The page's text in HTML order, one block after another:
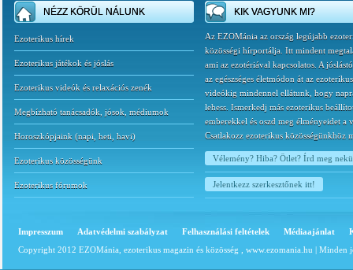
NÉZZ KÖRÜL NÁLUNK
Ezoterikus hírek
Ezoterikus játékok és jóslás
Ezoterikus videók és relaxációs zenék
Megbízható tanácsadók, jósok, médiumok
Horoszkópjaink (napi heti havi)
Ezoterikus közösségünk
Ezoterikus fórumok
KIK VAGYUNK MI?
Az EZOMánia az ország legújabb
közösségi hírportálja. Itt mindent
ami az ezotériával kapcsolatos. A
az egészséges életmódon át az ezoterikus
videókig mindennel ellátunk, hogy
lehess. Ismerkedj más ezoterikus
emberekkel és oszd meg élményeidet a
Csatlakozz ezoterikus közösségünkhöz
Vélemény? Hiba? Ötlet? Írd meg
Jelentkezz szerkesztőnek itt!
Impresszum Adatvédelmi szabályzat Felhasználási feltételek Médiaajánlat
Copyright 2012 EZOMánia, ezoterikus magazin és közösség , www.ezomania.hu | Minden